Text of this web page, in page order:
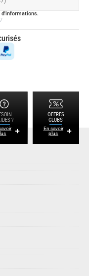
d'informations.
?
OFFRES
CLUBS
En savoir
plus